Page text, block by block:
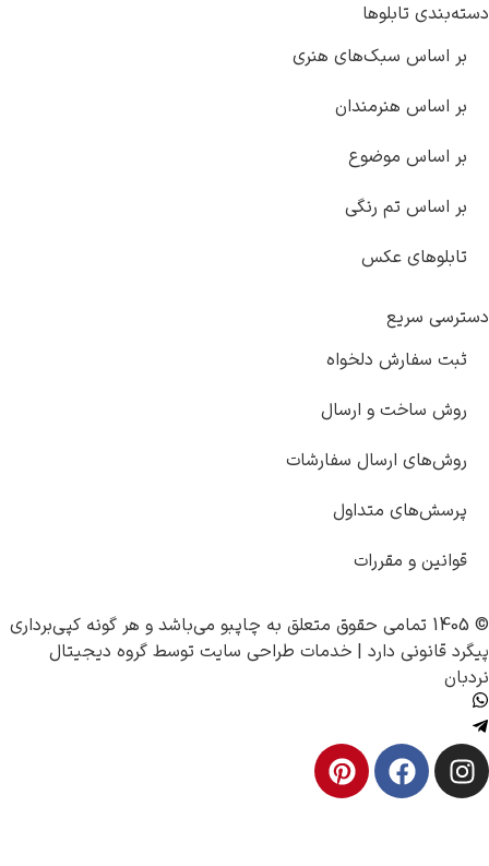
سبک‌های هنری
موضوع
رنگی
عکس
دلخواه
و ارسال
سفارشات
متداول
مقررات
چاپبومی‌باشد و هر گونه کپی‌برداری
دارد |خدمات طراحی سایتتوسطگروه دیجیتال